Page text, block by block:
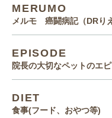
MERUMO
メルモ 癌闘病記（DRり
EPISODE
院長の大切なペットのエ
DIET
食事(フード、おやつ等)